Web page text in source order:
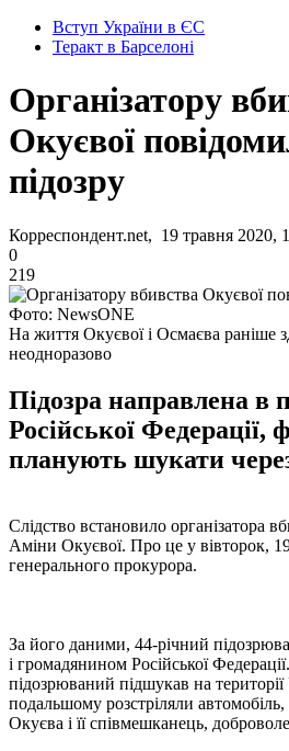
Вступ України в ЄС
Теракт в Барселоні
Організатору
Окуєвої
підозру
Корреспондент.net, 19 травня 2020,
0
219
Фото: NewsONE
На життя Окуєвої і Осмаєва раніше
неодноразово
Підозра направлена в
Російської Федерації,
планують шукати
Слідство встановило організатора
Аміни Окуєвої. Про це у вівторок,
генерального прокурора.
За його даними, 44-річний
і громадянином Російської
підозрюваний підшукав на території
подальшому розстріляли
Окуєва і її співмешканець,